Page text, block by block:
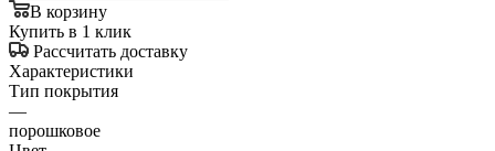
В корзину
Купить в 1 клик
Рассчитать доставку
Характеристики
Тип покрытия
—
порошковое